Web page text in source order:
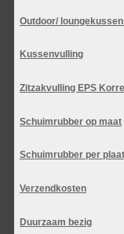
Outdoor/
Kussenvulling
Zitzakvulling EPS
Schuimrubber op maat
Schuimrubber per plaat
Verzendkosten
Duurzaam bezig